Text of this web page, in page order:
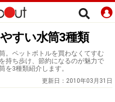
すい水筒3種類
。ペットボトルを買わなくてすむ
持ち歩け、節約になるのが魅力で
を3種類紹介します。
更新日： 2010年03月31日